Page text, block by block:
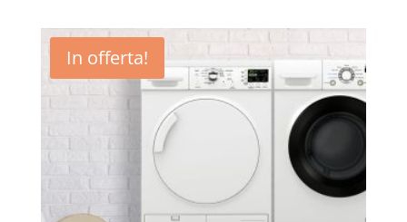
era:
69,00€.
è:
37,90€.
In offerta!